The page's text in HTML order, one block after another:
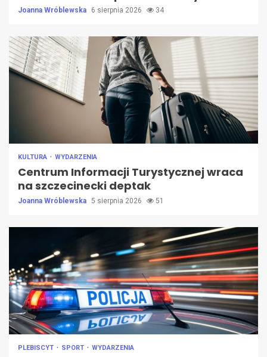
Joanna Wróblewska 6 sierpnia 2026 34
KULTURA WYDARZENIA
Centrum Informacji Turystycznej wraca
na szczecinecki deptak
Joanna Wróblewska 5 sierpnia 2026 51
PLEBISCYT SPORT WYDARZENIA